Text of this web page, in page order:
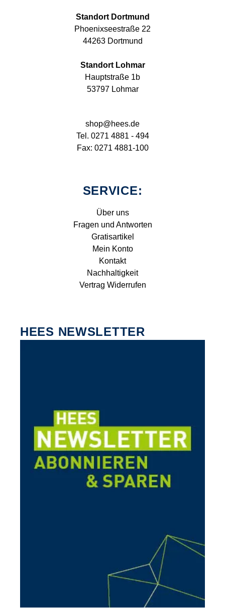
Standort Dortmund
Phoenixseestraße 22
44263 Dortmund
Standort Lohmar
Hauptstraße 1b
53797 Lohmar
shop@hees.de
Tel. 0271 4881 - 494
Fax: 0271 4881-100
SERVICE:
Über uns
Fragen und Antworten
Gratisartikel
Mein Konto
Kontakt
Nachhaltigkeit
Vertrag Widerrufen
HEES NEWSLETTER